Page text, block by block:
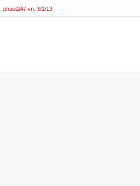
phuot247.vn 3/1/19